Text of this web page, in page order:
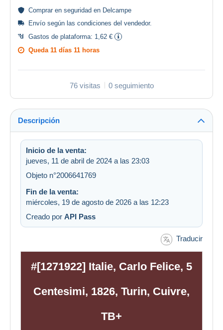
Comprar en seguridad en Delcampe
Envío según las condiciones del vendedor.
Gastos de plataforma: 1,62 €
Queda 11 días 11 horas
76 visitas 0 seguimiento
Descripción
Inicio de la venta:
jueves, 11 de abril de 2024 a las 23:03
Objeto n°2006641769
Fin de la venta:
miércoles, 19 de agosto de 2026 a las 12:23
Creado por API Pass
Traducir
#[1271922] Italie, Carlo Felice, 5
Centesimi, 1826, Turin, Cuivre,
TB+